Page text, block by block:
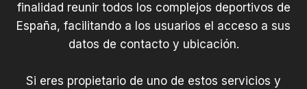
finalidad reunir todos los complejos deportivos de
España, facilitando a los usuarios el acceso a sus
datos de contacto y ubicación.
Si eres propietario de uno de estos servicios y